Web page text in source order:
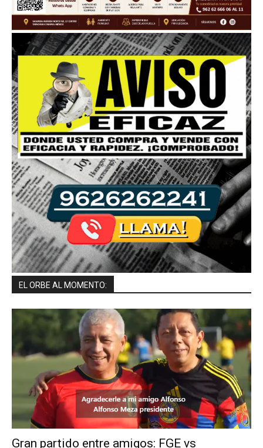
EL ORBE AL MOMENTO:
Gran partido entre amigos: FGE vs